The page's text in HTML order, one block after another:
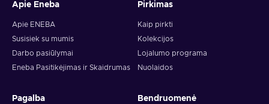
Apie Eneba
Apie ENEBA
Susisiek su mumis
Darbo pasiūlymai
Eneba Pasitikėjimas ir Skaidrumas
Pirkimas
Kaip pirkti
Kolekcijos
Lojalumo programa
Nuolaidos
Pagalba Bendruomenė